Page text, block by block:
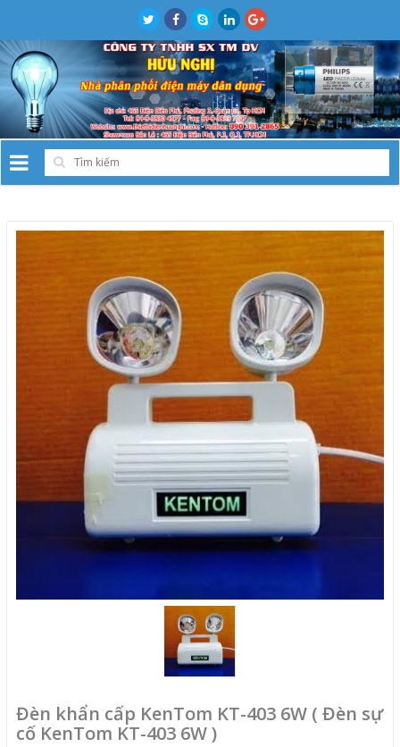
Đèn khẩn cấp KenTom KT-403 6W ( Đèn sự
cố KenTom KT-403 6W )